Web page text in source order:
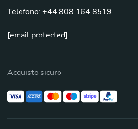
Telefono: +44 808 164 8519
[email protected]
Acquisto sicuro